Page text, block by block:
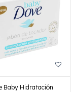
Baby Hidratación